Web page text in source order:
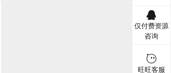
仅付费资源
咨询
旺旺客服